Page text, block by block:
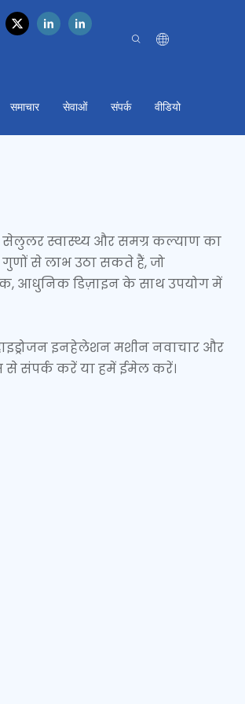
समाचार सेवाओं संपर्क वीडियो
सेलुलर स्वास्थ्य और समग्र कल्याण का
से लाभ उठा सकते हैं, जो
आधुनिक डिज़ाइन के साथ उपयोग में
इनहेलेशन मशीन नवाचार और
से संपर्क करें या हमें ईमेल करें।